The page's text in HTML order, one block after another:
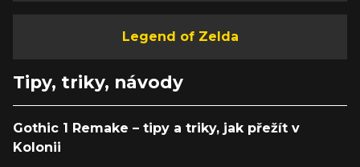
Legend of Zelda
Tipy, triky, návody
Gothic 1 Remake – tipy a triky, jak přežít v
Kolonii